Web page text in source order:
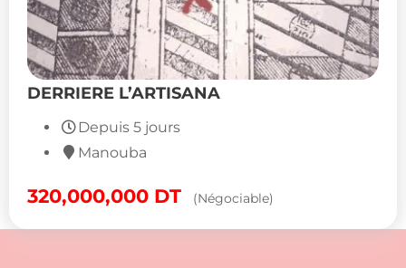
DERRIERE L’ARTISANA
Depuis 5 jours
Manouba
320,000,000 DT (Négociable)